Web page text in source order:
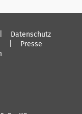
Datenschutz
Presse